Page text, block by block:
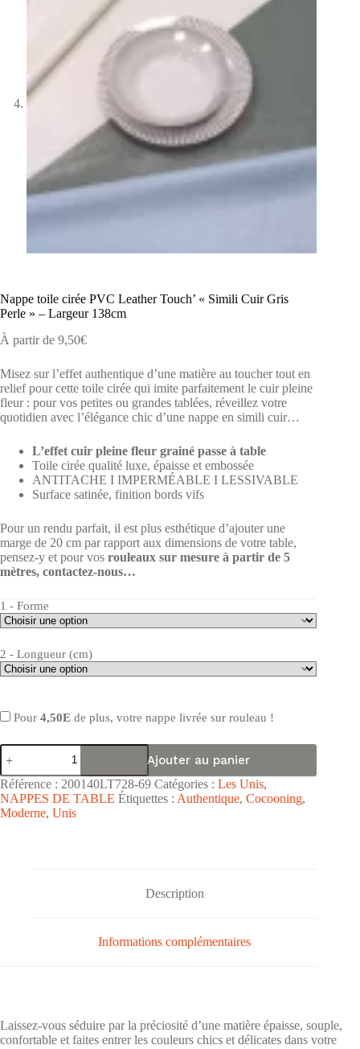
Nappe toile cirée PVC Leather Touch’ « Simili Cuir Gris
Perle » – Largeur 138cm
À partir de 9,50€
Misez sur l’effet authentique d’une matière au toucher tout en
relief pour cette toile cirée qui imite parfaitement le cuir pleine
fleur : pour vos petites ou grandes tablées, réveillez votre
quotidien avec l’élégance chic d’une nappe en simili cuir…
L’effet cuir pleine fleur grainé passe à table
Toile cirée qualité luxe, épaisse et embossée
ANTITACHE I IMPERMÉABLE I LESSIVABLE
Surface satinée, finition bords vifs
Pour un rendu parfait, il est plus esthétique d’ajouter une
marge de 20 cm par rapport aux dimensions de votre table,
pensez-y et pour vos rouleaux sur mesure à partir de 5
mètres, contactez-nous…
1 - Forme
2 - Longueur (cm)
Pour 4,50E de plus, votre nappe livrée sur rouleau !
quantité
de
Nappe
toile
cirée
PVC
Ajouter au panier
Référence : 200140LT728-69 Catégories : Les Unis,
NAPPES DE TABLE Étiquettes : Authentique, Cocooning,
Moderne, Unis
Description
Informations complémentaires
Laissez-vous séduire par la préciosité d’une matière épaisse, souple,
confortable et faites entrer les couleurs chics et délicates dans votre